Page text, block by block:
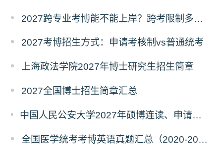
2027跨专业考博能不能上岸？跨考限制多不多？
2027考博招生方式：申请考核制vs普通统考
上海政法学院2027年博士研究生招生简章
2027全国博士招生简章汇总
中国人民公安大学2027年硕博连读、申请考核、本科直博博士研究生招生报名事宜的通知
全国医学统考考博英语真题汇总（2020-2026年）